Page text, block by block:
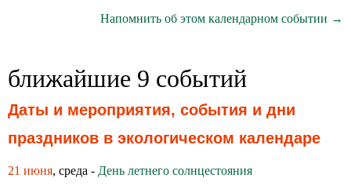
Напомнить об этом календарном событии →
ближайшие 9 событий
Даты и мероприятия, события и дни
праздников в экологическом календаре
21 июня, среда - День летнего солнцестояния